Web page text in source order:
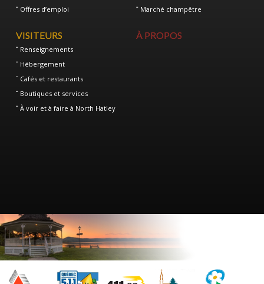
Offres d’emploi
Marché champêtre
VISITEURS
Renseignements
Hébergement
Cafés et restaurants
Boutiques et services
À voir et à faire à North Hatley
À PROPOS